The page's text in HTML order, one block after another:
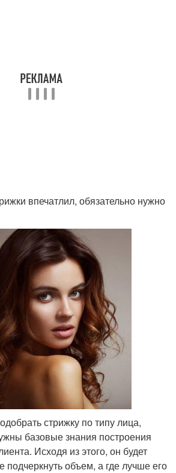
впечатлил, обязательно нужно
стрижку по типу лица,
базовые знания построения
Исходя из этого, он будет
подчеркнуть объем, а где лучше его